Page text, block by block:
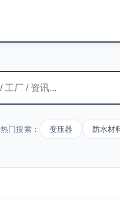
热门搜索： 变压器 防水材